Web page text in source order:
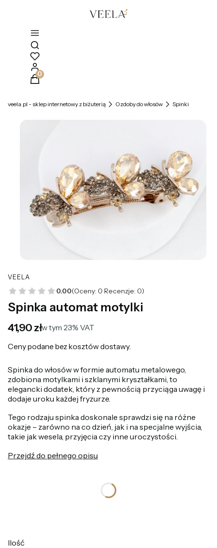
Otwórz wyszukiwarkę
Produkty w koszyku: 0. Zobacz szczegóły
veela.pl - sklep internetowy z biżuterią Ozdoby do włosów Spinki
VEELA
0.00(Oceny: 0 Recenzje: 0)
Spinka automat motylki
Cena
41,90 złw tym 23% VAT
w tym 23% VAT
Ceny podane bez kosztów dostawy.
Spinka do włosów w formie automatu metalowego,
zdobiona motylkami i szklanymi kryształkami, to
elegancki dodatek, który z pewnością przyciąga uwagę i
dodaje uroku każdej fryzurze.
Tego rodzaju spinka doskonale sprawdzi się na różne
okazje – zarówno na co dzień, jak i na specjalne wyjścia,
takie jak wesela, przyjęcia czy inne uroczystości.
Przejdź do pełnego opisu
Ilość